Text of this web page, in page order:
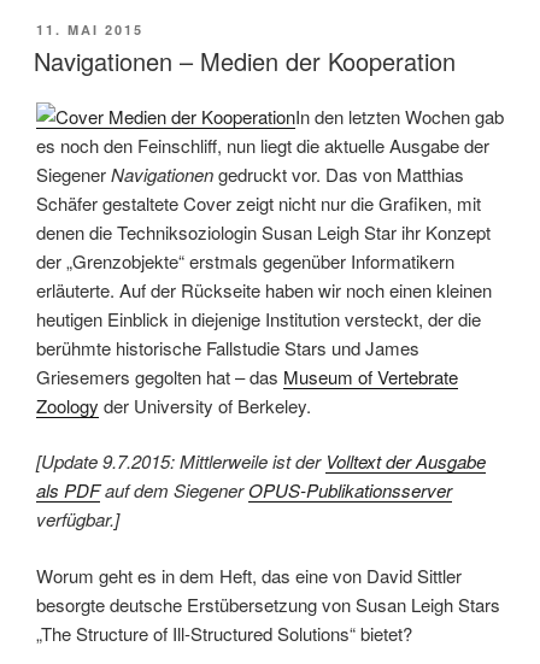
VERÖFFENTLICHT
AM
11. MAI 2015
Navigationen – Medien der Kooperation
In den letzten Wochen gab
es noch den Feinschliff, nun liegt die aktuelle Ausgabe der
SiegenerNavigationengedruckt vor. Das von Matthias
Schäfer gestaltete Cover zeigt nicht nur die Grafiken, mit
denen die Techniksoziologin Susan Leigh Star ihr Konzept
der „Grenzobjekte“ erstmals gegenüber Informatikern
erläuterte. Auf der Rückseite haben wir noch einen kleinen
heutigen Einblick in diejenige Institution versteckt, der die
berühmte historische Fallstudie Stars und James
Griesemers gegolten hat – das Museum of Vertebrate
Zoology der University of Berkeley.
[Update 9.7.2015: Mittlerweile ist der Volltext der Ausgabe
als PDFauf dem SiegenerOPUS-Publikationsserver
verfügbar.]
Worum geht es in dem Heft, das eine von David Sittler
besorgte deutsche Erstübersetzung von Susan Leigh Stars
„The Structure of Ill-Structured Solutions“ bietet?